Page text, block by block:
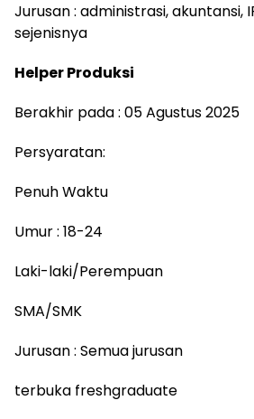
Jurusan : administrasi, akuntansi,
sejenisnya
Helper Produksi
Berakhir pada : 05 Agustus 2025
Persyaratan:
Penuh Waktu
Umur : 18-24
Laki-laki/Perempuan
SMA/SMK
Jurusan : Semua jurusan
terbuka freshgraduate